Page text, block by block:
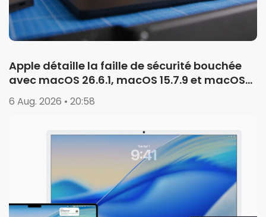
Apple détaille la faille de sécurité bouchée
avec macOS 26.6.1, macOS 15.7.9 et macOS
14.8.9
6 Aug. 2026 • 20:58